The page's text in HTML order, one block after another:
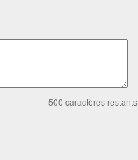
500 caractères restants